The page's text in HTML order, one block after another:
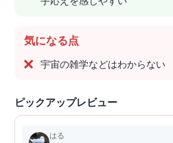
気になる点
宇宙の雑学などはわからない
ピックアップレビュー
はる